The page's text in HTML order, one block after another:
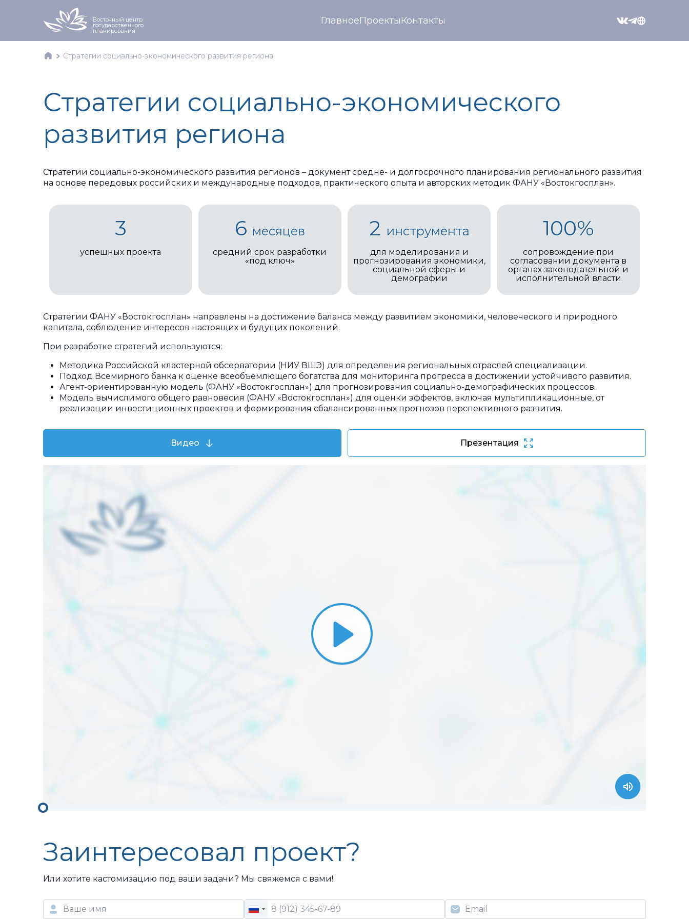
Восточный центр
государственного
планирования
ГлавноеПроектыКонтакты
VKTelegram
Главное
> Стратегии социально-экономического развития региона
Стратегии социально-экономического
развития региона
Стратегии социально-экономического развития регионов – документ средне- и долгосрочного планирования регионального развития
на основе передовых российских и международные подходов, практического опыта и авторских методик ФАНУ «Востокгосплан».
3
успешных проекта
6 месяцев
средний срок разработки
«под ключ»
2 инструмента
для моделирования и
прогнозирования экономики,
социальной сферы и
демографии
100%
сопровождение при
согласовании документа в
органах законодательной и
исполнительной власти
Стратегии ФАНУ «Востокгосплан» направлены на достижение баланса между развитием экономики, человеческого и природного
капитала, соблюдение интересов настоящих и будущих поколений.
При разработке стратегий используются:
Методика Российской кластерной обсерватории (НИУ ВШЭ) для определения региональных отраслей специализации.
Подход Всемирного банка к оценке всеобъемлющего богатства для мониторинга прогресса в достижении устойчивого развития.
Агент-ориентированную модель (ФАНУ «Востокгосплан») для прогнозирования социально-демографических процессов.
Модель вычислимого общего равновесия (ФАНУ «Востокгосплан») для оценки эффектов, включая мультипликационные, от
реализации инвестиционных проектов и формирования сбалансированных прогнозов перспективного развития.
Видео Презентация
Вкл/Выкл звука
Заинтересовал проект?
Или хотите кастомизацию под ваши задачи? Мы свяжемся с вами!